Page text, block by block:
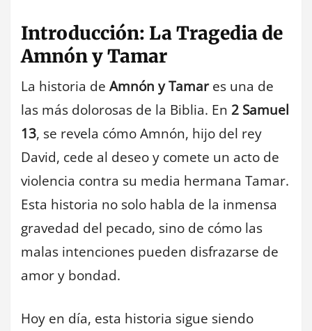
Introducción: La Tragedia de
Amnón y Tamar
La historia de Amnón y Tamares una de
las más dolorosas de la Biblia. En 2 Samuel
13, se revela cómo Amnón, hijo del rey
David, cede al deseo y comete un acto de
violencia contra su media hermana Tamar.
Esta historia no solo habla de la inmensa
gravedad del pecado, sino de cómo las
malas intenciones pueden disfrazarse de
amor y bondad.
Hoy en día, esta historia sigue siendo